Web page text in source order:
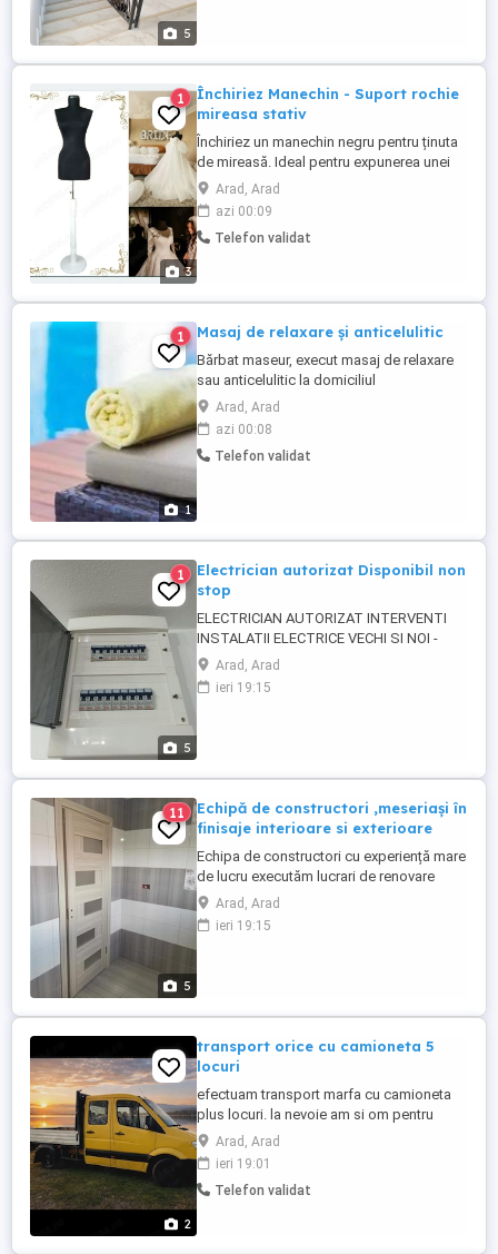
5
3
1
Închiriez Manechin - Suport rochie
mireasa stativ
Închiriez un manechin negru pentru ținuta
de mireasă. Ideal pentru expunerea unei
rochii de mireasă într-un mod elegant și
stilat. Perfect pentru prezentări în
magazinele de nuntă sau pentru sesiuni
foto de nuntă. 1 zi - 100 Lei 2 zile - 150 Lei
Arad, Arad
azi 00:09
Telefon validat
1
1 Masaj de relaxare și anticelulitic
Bărbat maseur, execut masaj de relaxare
sau anticelulitic la domiciliul
dumneavoastră sau locația mea.
Ședințele de masaj pot fi personalizate in
funcție de solicitările dumneavoastră. Fă-ți
timp pentru trupul și sufletul tau pentru a-ți
Arad, Arad
azi 00:08
Telefon validat
5
1
Electrician autorizat Disponibil non
stop
ELECTRICIAN AUTORIZAT INTERVENTI
INSTALATII ELECTRICE VECHI SI NOI -
Montari și Inlocuiri Tablouri Electrice -
Circuite Electrice dedicate (masina de
spalat, centrala, aer conditionat, etc.) -
Arad, Arad
ieri 19:15
5
11
Echipă de constructori ,meseriași în
finisaje interioare si exterioare
Echipa de constructori cu experiență mare
de lucru executăm lucrari de renovare
,instalati electrice sanitare finisari
interioare
exterioare:tencuieli,glet,tinci,lavabil,tapete
Arad, Arad
ieri 19:15
2
transport orice cu camioneta 5
locuri
efectuam transport marfa cu camioneta
plus locuri. la nevoie am si om pentru
ajutor , canapele. coltare , dedeman , brico
, etc
Arad, Arad
ieri 19:01
Telefon validat